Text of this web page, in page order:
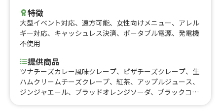
特徴
大型イベント対応、 遠方可能、 女性向けメニュー、 アレル
ギー対応、 キャッシュレス決済、 ポータブル電源、 発電機
不使用
提供商品
ツナチーズカレー風味クレープ、ピザチーズクレープ、生
ハムクリームチーズクレープ、紅茶、アップルジュース、
ジンジャエール、ブラッドオレンジソーダ、ブラックコー